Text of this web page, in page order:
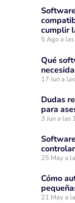
cumplir
5 Ago a
Qué
17 Jun a
Dudas
para
3 Jun a las
25 May a
Cómo
21 May a